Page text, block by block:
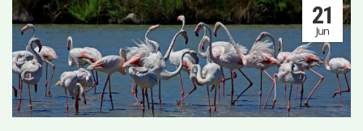
21
Jun